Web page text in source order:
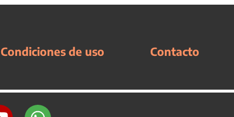
Condiciones de uso Contacto